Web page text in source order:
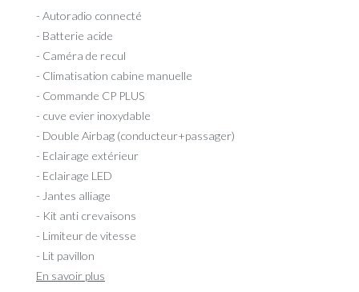
- Autoradio connecté
- Batterie acide
- Caméra de recul
- Climatisation cabine manuelle
- Commande CP PLUS
- cuve evier inoxydable
- Double Airbag (conducteur+passager)
- Eclairage extérieur
- Eclairage LED
- Jantes alliage
- Kit anti crevaisons
- Limiteur de vitesse
- Lit pavillon
En savoir plus